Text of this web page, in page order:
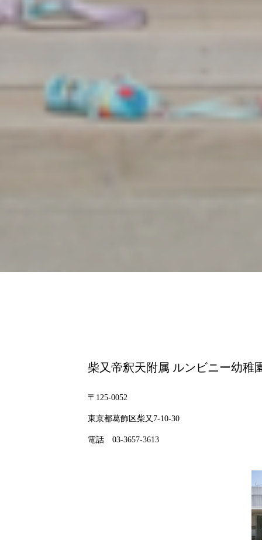
柴又帝釈天附属 ルンビニー幼稚
〒125-0052
東京都葛飾区柴又7-10-30
電話 03-3657-3613